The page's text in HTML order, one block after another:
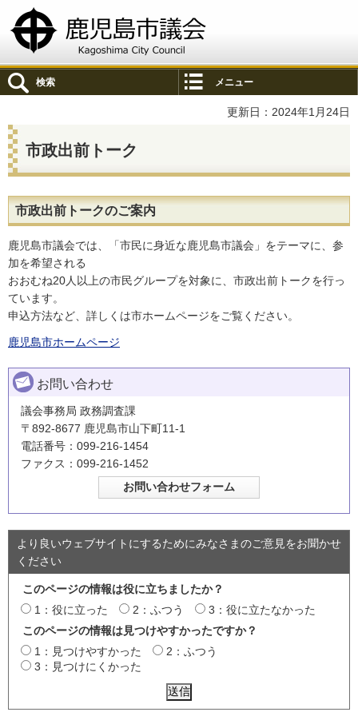
鹿児島市議会
検索 メニュー
更新日：2024年1月24日
市政出前トーク
市政出前トークのご案内
鹿児島市議会では、「市民に身近な鹿児島市議会」をテーマに、参
加を希望される
おおむね20人以上の市民グループを対象に、市政出前トークを行っ
ています。
申込方法など、詳しくは市ホームページをご覧ください。
鹿児島市ホームページ
お問い合わせ
議会事務局 政務調査課
〒892-8677 鹿児島市山下町11-1
電話番号：099-216-1454
ファクス：099-216-1452
より良いウェブサイトにするためにみなさまのご意見をお聞かせ
ください
このページの情報は役に立ちましたか？
1：役に立った
2：ふつう
3：役に立たなかった
このページの情報は見つけやすかったですか？
1：見つけやすかった
2：ふつう
3：見つけにくかった